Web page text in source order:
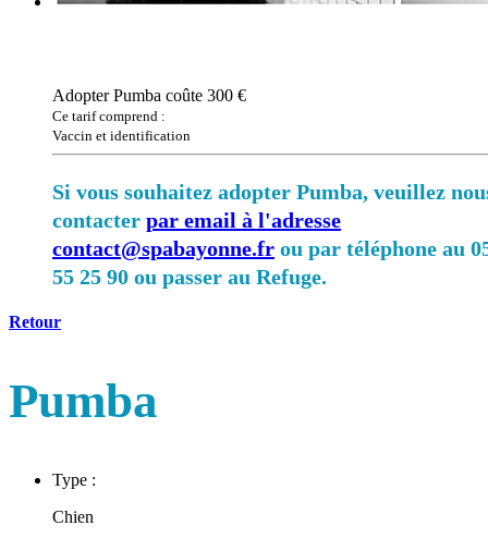
Adopter Pumba coûte 300 €
Ce tarif comprend :
Vaccin et identification
Si vous souhaitez adopter Pumba, veuillez
contacter par email à l'adresse
contact@spabayonne.fr ou par téléphone au
55 25 90 ou passer au Refuge.
Retour
Pumba
Type :
Chien